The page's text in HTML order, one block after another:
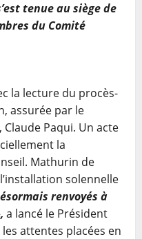
tenue au siège de
du Comité
la lecture du procès-
assurée par le
Claude Paqui. Un acte
la
Mathurin de
solennelle
renvoyés à
a lancé le Président
attentes placées en